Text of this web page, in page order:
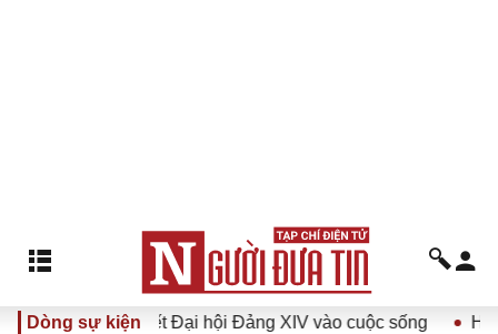
Dòng sự kiện
quyết Đại hội Đảng XIV vào cuộc sống Hướng tới Đại